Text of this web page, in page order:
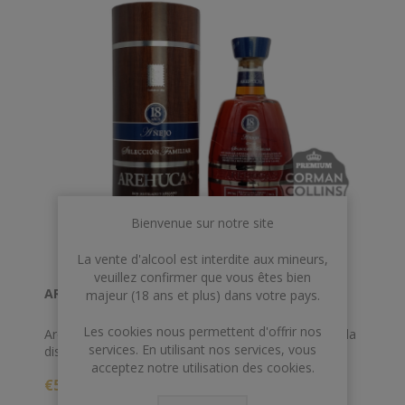
AREHUCAS 70 CL 40° 18 ANS RESERVA ESPECIAL
Arehucas Anejo Reserva Especial 18YO provient de la
distillerie Arehucas de Gran Canaria, qui peut se
prévaloir d'une histoire réussie et fière, en raison de la
haute qualité. La distillerie n'utilise que de la mélasse
€51,00
Bienvenue sur notre site
La vente d'alcool est interdite aux mineurs,
veuillez confirmer que vous êtes bien
majeur (18 ans et plus) dans votre pays.
Les cookies nous permettent d'offrir nos
services. En utilisant nos services, vous
acceptez notre utilisation des cookies.